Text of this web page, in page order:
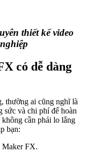
thiết kế video
có dễ dàng
thường ai cũng nghĩ là
sức và chi phí để hoàn
cần phải lo lắng
bạn:
Maker FX.